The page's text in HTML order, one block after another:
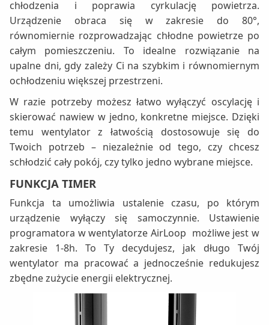
chłodzenia i poprawia cyrkulację powietrza.
Urządzenie obraca się w zakresie do 80°,
równomiernie rozprowadzając chłodne powietrze po
całym pomieszczeniu. To idealne rozwiązanie na
upalne dni, gdy zależy Ci na szybkim i równomiernym
ochłodzeniu większej przestrzeni.
W razie potrzeby możesz łatwo wyłączyć oscylację i
skierować nawiew w jedno, konkretne miejsce. Dzięki
temu wentylator z łatwością dostosowuje się do
Twoich potrzeb – niezależnie od tego, czy chcesz
schłodzić cały pokój, czy tylko jedno wybrane miejsce.
FUNKCJA TIMER
Funkcja ta umożliwia ustalenie czasu, po którym
urządzenie wyłączy się samoczynnie. Ustawienie
programatora w wentylatorze AirLoop możliwe jest w
zakresie 1-8h. To Ty decydujesz, jak długo Twój
wentylator ma pracować a jednocześnie redukujesz
zbędne zużycie energii elektrycznej.